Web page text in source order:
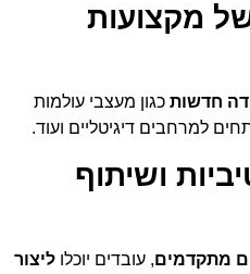
מקצועות
חדשות כגון מעצבי עולמות
למרחבים דיגיטליים ועוד.
ושיתוף
מתקדמים, עובדים יוכלו ליצור